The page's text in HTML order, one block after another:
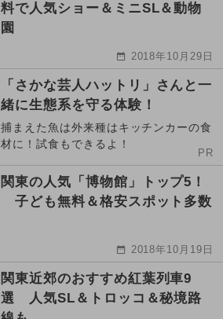
料で人気ショー＆ミニSL＆動物
園
2018年10月29日
「さかな芸人ハットリ」さんと一
緒に生態系を守る体験！
捕まえた魚は外来種はキッチンカーの食
材に！試食もできるよ！
PR
関東の人気「博物館」トップ5！
子ども無料＆格安スポット多数
2018年10月19日
関東近郊のおすすめ紅葉列車9
選 人気SL＆トロッコ＆秘境路